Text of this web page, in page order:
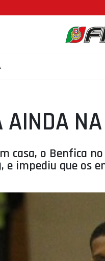
AINDA
casa, o Benfica
e impediu que os